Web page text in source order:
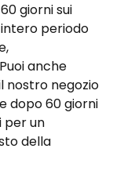
giorni sui
periodo
anche
nostro negozio
dopo 60 giorni
per un
della